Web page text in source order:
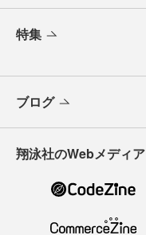
特集
ブログ
翔泳社のWebメディア